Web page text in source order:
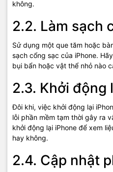
không.
2.2. Làm sạch
Sử dụng một que tăm hoặc
sạch cổng sạc của iPhone.
bụi bẩn hoặc vật thể nhỏ nào
2.3. Khởi động
Đôi khi, việc khởi động lại
lỗi phần mềm tạm thời gây ra
khởi động lại iPhone để xem
hay không.
2.4. Cập nhật